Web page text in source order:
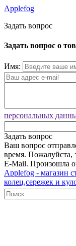
Applefog
Задать вопрос
Задать вопрос о
Имя:
персональных
Задать вопрос
Ваш вопрос
время. Пожалуйста,
E-Mail. Произошла
Applefog - магазин
колец,сережек и